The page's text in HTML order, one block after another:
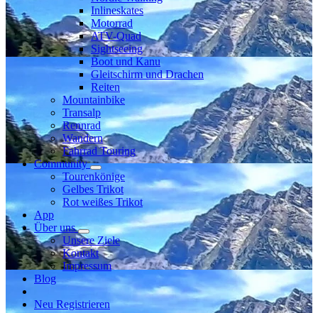
Inlineskates
Motorrad
ATV-Quad
Sightseeing
Boot und Kanu
Gleitschirm und Drachen
Reiten
Mountainbike
Transalp
Rennrad
Wandern
Fahrrad Touring
Community
Tourenkönige
Gelbes Trikot
Rot weißes Trikot
App
Über uns
Unsere Ziele
Kontakt
Impressum
Blog
Neu Registrieren